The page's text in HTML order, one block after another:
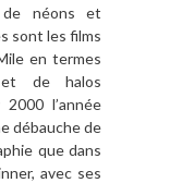
de néons et
sont les films
en termes
et de halos
l’année
débauche de
que dans
avec ses